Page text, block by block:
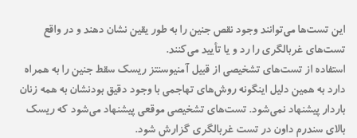
این تست‌ها می‌توانند وجود نقص جنین را به طور یقین نشان دهند و در واقع
تست‌های غربالگری را رد و یا تأیید می‌کنند.
استفاده از تست‌های تشخیصی از قبیل آمنیوسنتز ریسک سقط جنین را به همراه
دارد به همین دلیل اینگونه روش‌های تهاجمی با وجود دقیق بودنشان به همه زنان
باردار پیشنهاد نمی‌شود. تست‌های تشخیصی موقعی پیشنهاد می‌‌شود که ریسک
بالای سندرم داون در تست غربالگری گزارش شود.